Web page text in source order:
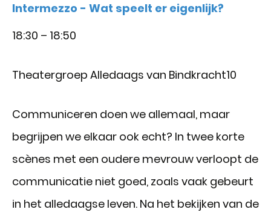
Intermezzo - Wat speelt er eigenlijk?
18:30 – 18:50
Theatergroep Alledaags van Bindkracht10
Communiceren doen we allemaal, maar
begrijpen we elkaar ook echt? In twee korte
scènes met een oudere mevrouw verloopt de
communicatie niet goed, zoals vaak gebeurt
in het alledaagse leven. Na het bekijken van de